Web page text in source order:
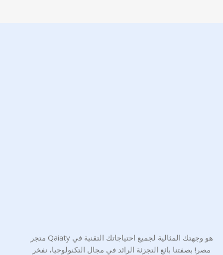
متجر Qaiaty هو وجهتك المثالية لجميع احتياجاتك التقنية في
مصر! بصفتنا بائع التجزئة الرائد في مجال التكنولوجيا، نفخر